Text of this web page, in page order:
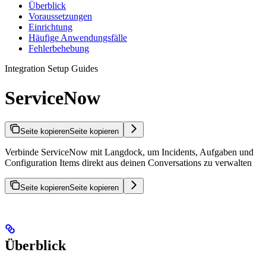
Überblick
Voraussetzungen
Einrichtung
Häufige Anwendungsfälle
Fehlerbehebung
Integration Setup Guides
ServiceNow
Seite kopierenSeite kopieren
Verbinde ServiceNow mit Langdock, um Incidents, Aufgaben und
Configuration Items direkt aus deinen Conversations zu verwalten
Seite kopierenSeite kopieren
Überblick